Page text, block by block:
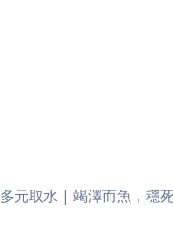
元取水 | 竭澤而魚，穩